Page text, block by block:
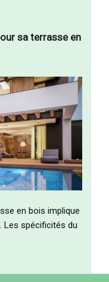
sa terrasse en
en bois implique
Les spécificités du